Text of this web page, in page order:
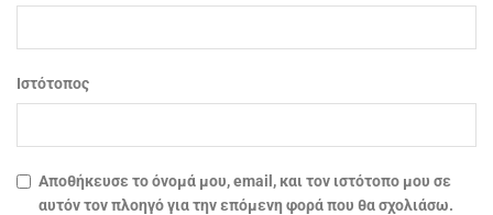
Ιστότοπος
Αποθήκευσε το όνομά μου, email, και τον ιστότοπο μου σε
αυτόν τον πλοηγό για την επόμενη φορά που θα σχολιάσω.